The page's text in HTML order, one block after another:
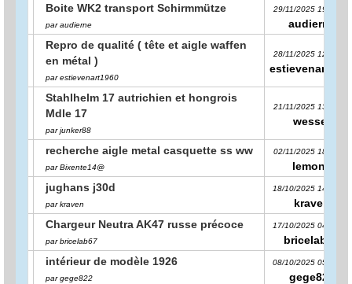
Boite WK2 transport Schirmmütze
par audierne
29/11/2025 19:33:56
audierne
Repro de qualité ( tête et aigle waffen
en métal )
par estievenart1960
28/11/2025 12:26:08
Stahlhelm 17 autrichien et hongrois
Mdle 17
par junker88
21/11/2025 13:09:41
wessel
recherche aigle metal casquette ss ww
par Bixente14@
02/11/2025 18:33:41
lemone
jughans j30d
par kraven
18/10/2025 14:06:16
kraven
Chargeur Neutra AK47 russe précoce
par bricelab67
17/10/2025 04:54:10
bricelab67
intérieur de modèle 1926
par gege822
08/10/2025 05:45:24
gege822